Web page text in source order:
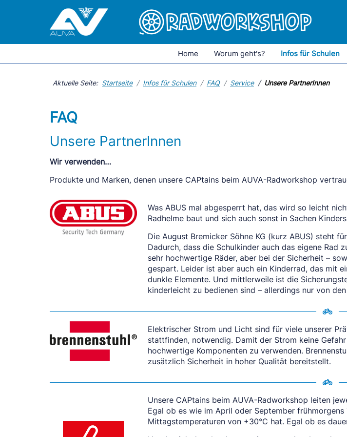
Home Worum geht's? Infos für Schulen
Aktuelle Seite: Startseite Infos für Schulen FAQ Service Unsere PartnerInnen
FAQ
Unsere PartnerInnen
Wir verwenden…
Produkte und Marken, denen unsere CAPtains beim AUVA-Radworkshop
Was ABUS mal abgesperrt hat, das wird so leicht
Radhelme baut und sich auch sonst in Sachen
Die August Bremicker Söhne KG (kurz ABUS) steht
Dadurch, dass die Schulkinder auch das eigene Rad
sehr hochwertige Räder, aber bei der Sicherheit –
gespart. Leider ist aber auch ein Kinderrad, das mit
dunkle Elemente. Und mittlerweile ist die
kinderleicht zu bedienen sind – allerdings nur von
Elektrischer Strom und Licht sind für viele unserer
stattfinden, notwendig. Damit der Strom keine
hochwertige Komponenten zu verwenden.
zusätzlich Sicherheit in hoher Qualität bereitstellt.
Unsere CAPtains beim AUVA-Radworkshop leiten
Egal ob es wie im April oder September
Mittagstemperaturen von +30°C hat. Egal ob es